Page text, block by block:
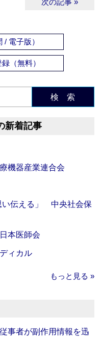
次の記事 »
電子版）
（無料）
検 索
新着記事
機器産業連合会
い伝える」 中央社会保
本医師会
ィカル
もっと見る »
事者が副作用情報を迅